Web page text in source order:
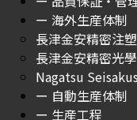
ー 海外生産体制
長津金安精密注
長津金安精密光
Nagatsu
ー 自動生産体制
ー 生産工程